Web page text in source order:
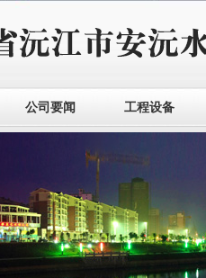
公司要闻 工程设备